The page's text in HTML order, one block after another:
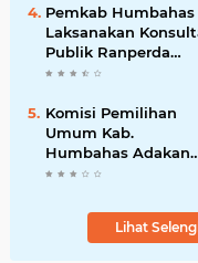
Mendukung
Pertumbuhan
Pariwisata.
Pemkab Humbahas
Laksanakan
Publik Ranperda
Pemajuan
Komisi Pemilihan
Umum Kab.
Humbahas Adakan
Sosialisasi & Simulasi,
Rekapitulasi Suara.
Lihat